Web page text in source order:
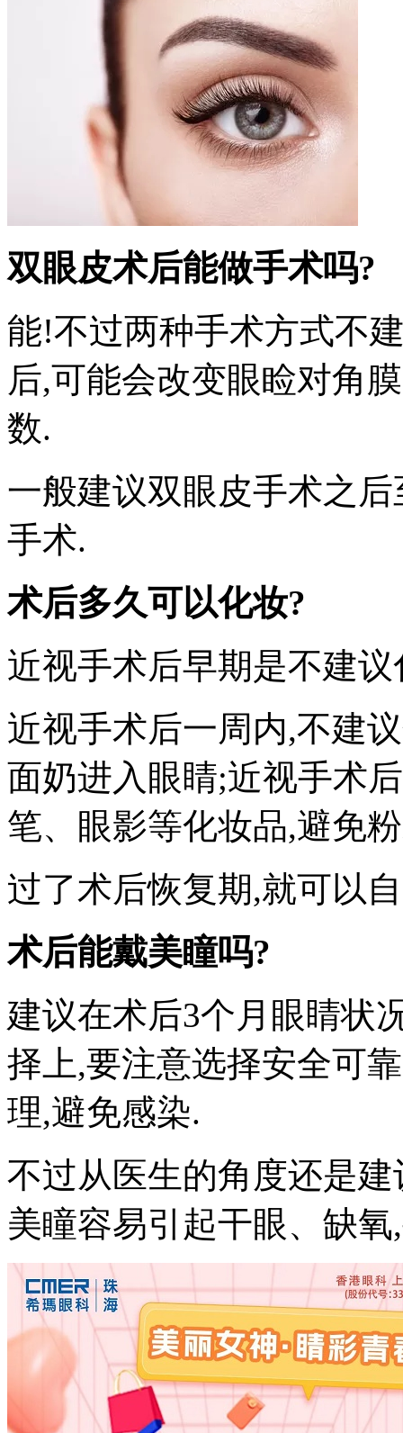
双眼皮术后能做手术吗?
能!不过两种手术方式不
后,可能会改变眼睑对角
数.
一般建议双眼皮手术之
手术.
术后多久可以化妆?
近视手术后早期是不建议
近视手术后一周内,不建
面奶进入眼睛;近视手术
笔、眼影等化妆品,避免
过了术后恢复期,就可以
术后能戴美瞳吗?
建议在术后3个月眼睛状
择上,要注意选择安全可
理,避免感染.
不过从医生的角度还是
美瞳容易引起干眼、缺